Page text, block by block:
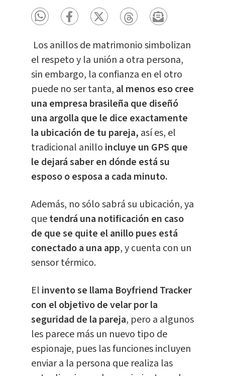
Los anillos de matrimonio simbolizan
el respeto y la unión a otra persona,
sin embargo, la confianza en el otro
puede no ser tanta, al menos eso cree
una empresa brasileña que diseñó
una argolla que le dice exactamente
la ubicación de tu pareja, así es, el
tradicional anillo incluye un GPS que
le dejará saber en dónde está su
esposo o esposa a cada minuto.
Además, no sólo sabrá su ubicación, ya
quetendrá una notificación en caso
de que se quite el anillo pues está
conectado a una app, y cuenta con un
sensor térmico.
El invento se llama Boyfriend Tracker
con el objetivo de velar por la
seguridad de la pareja, pero a algunos
les parece más un nuevo tipo de
espionaje, pues las funciones incluyen
enviar a la persona que realiza las